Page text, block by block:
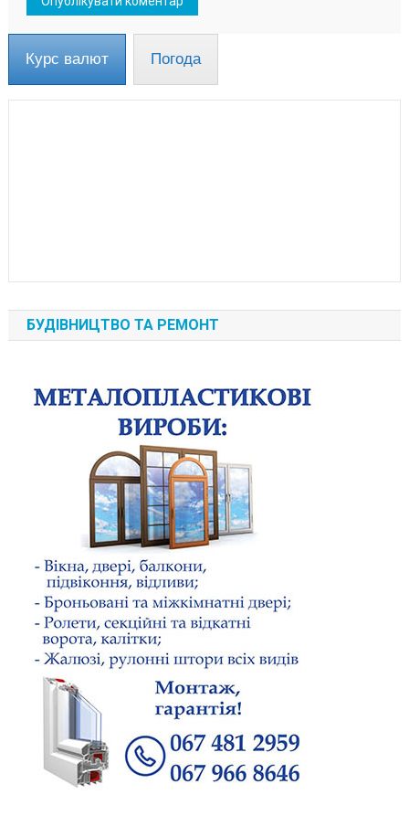
Курс валют Погода
БУДІВНИЦТВО ТА РЕМОНТ